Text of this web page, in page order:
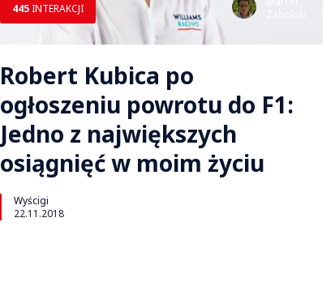
445 INTERAKCJI
Robert Kubica po
ogłoszeniu powrotu do F1:
Jedno z największych
osiągnięć w moim życiu
Wyścigi
22.11.2018